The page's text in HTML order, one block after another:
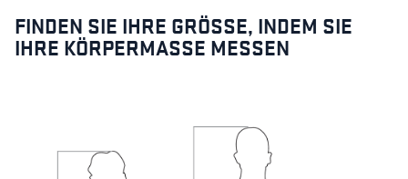
FINDEN SIE IHRE GRÖSSE, INDEM SIE
IHRE KÖRPERMASSE MESSEN